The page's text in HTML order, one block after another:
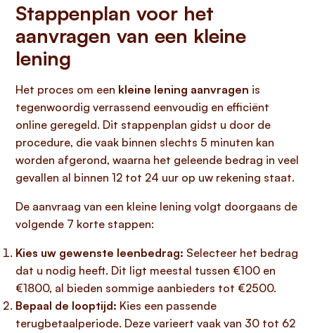
Stappenplan voor het
aanvragen van een kleine
lening
Het proces om een kleine lening aanvragen is
tegenwoordig verrassend eenvoudig en efficiënt
online geregeld. Dit stappenplan gidst u door de
procedure, die vaak binnen slechts 5 minuten kan
worden afgerond, waarna het geleende bedrag in veel
gevallen al binnen 12 tot 24 uur op uw rekening staat.
De aanvraag van een kleine lening volgt doorgaans de
volgende 7 korte stappen:
Kies uw gewenste leenbedrag: Selecteer het bedrag
dat u nodig heeft. Dit ligt meestal tussen €100 en
€1800, al bieden sommige aanbieders tot €2500.
Bepaal de looptijd: Kies een passende
terugbetaalperiode. Deze varieert vaak van 30 tot 62